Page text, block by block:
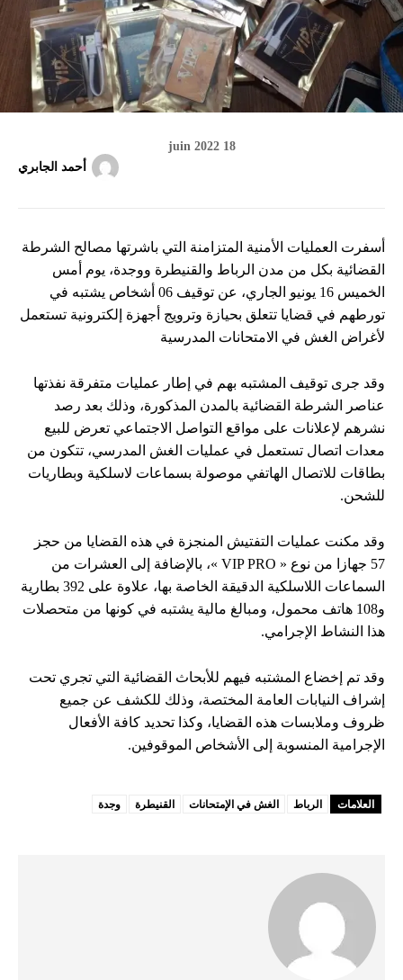
18 juin 2022
أحمد الجابري
أسفرت العمليات الأمنية المتزامنة التي باشرتها مصالح الشرطة
القضائية بكل من مدن الرباط والقنيطرة ووجدة، يوم أمس
الخميس 16 يونيو الجاري، عن توقيف 06 أشخاص يشتبه في
تورطهم في قضايا تتعلق بحيازة وترويج أجهزة إلكترونية تستعمل
لأغراض الغش في الامتحانات المدرسية
وقد جرى توقيف المشتبه بهم في إطار عمليات متفرقة نفذتها
عناصر الشرطة القضائية بالمدن المذكورة، وذلك بعد رصد
نشرهم لإعلانات على مواقع التواصل الاجتماعي تعرض للبيع
معدات اتصال تستعمل في عمليات الغش المدرسي، تتكون من
بطاقات للاتصال الهاتفي موصولة بسماعات لاسلكية وبطاريات
للشحن.
وقد مكنت عمليات التفتيش المنجزة في هذه القضايا من حجز
57 جهازا من نوع « VIP PRO »، بالإضافة إلى العشرات من
السماعات اللاسلكية الدقيقة الخاصة بها، علاوة على 392 بطارية
و108 هاتف محمول، ومبالغ مالية يشتبه في كونها من متحصلات
هذا النشاط الإجرامي.
وقد تم إخضاع المشتبه فيهم للأبحاث القضائية التي تجري تحت
إشراف النيابات العامة المختصة، وذلك للكشف عن جميع
ظروف وملابسات هذه القضايا، وكذا تحديد كافة الأفعال
الإجرامية المنسوبة إلى الأشخاص الموقوفين.
العلامات الرباط الغش في الإمتحانات القنيطرة وجدة